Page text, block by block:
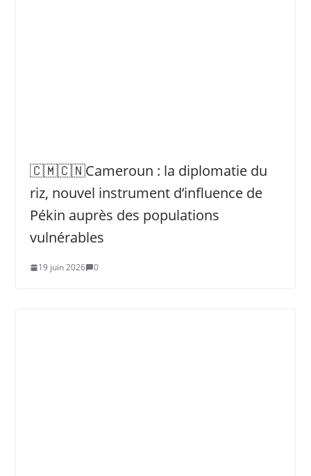
🇨🇲🇨🇳Cameroun : la diplomatie du
riz, nouvel instrument d’influence de
Pékin auprès des populations
vulnérables
19 juin 2026 0